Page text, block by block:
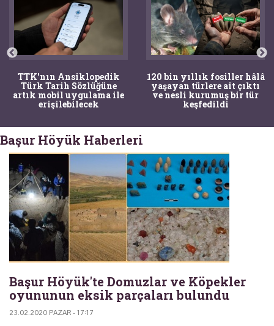
TTK'nın Ansiklopedik
Türk Tarih Sözlüğüne
artık mobil uygulama ile
erişilebilecek
120 bin yıllık fosiller hâlâ
yaşayan türlere ait çıktı
ve nesli kurumuş bir tür
keşfedildi
Başur Höyük Haberleri
Başur Höyük'te Domuzlar ve Köpekler
oyununun eksik parçaları bulundu
23.02.2020 PAZAR - 17:17